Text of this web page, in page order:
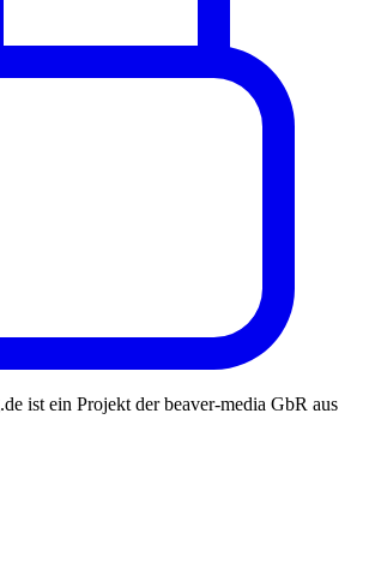
ist ein Projekt der beaver-media GbR aus